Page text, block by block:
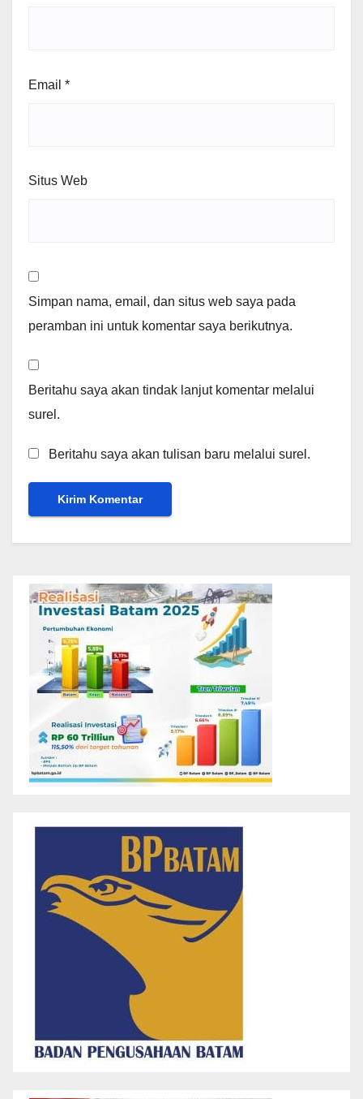
Email *
Situs Web
Simpan nama, email, dan situs web saya pada
peramban ini untuk komentar saya berikutnya.
Beritahu saya akan tindak lanjut komentar melalui
surel.
Beritahu saya akan tulisan baru melalui surel.